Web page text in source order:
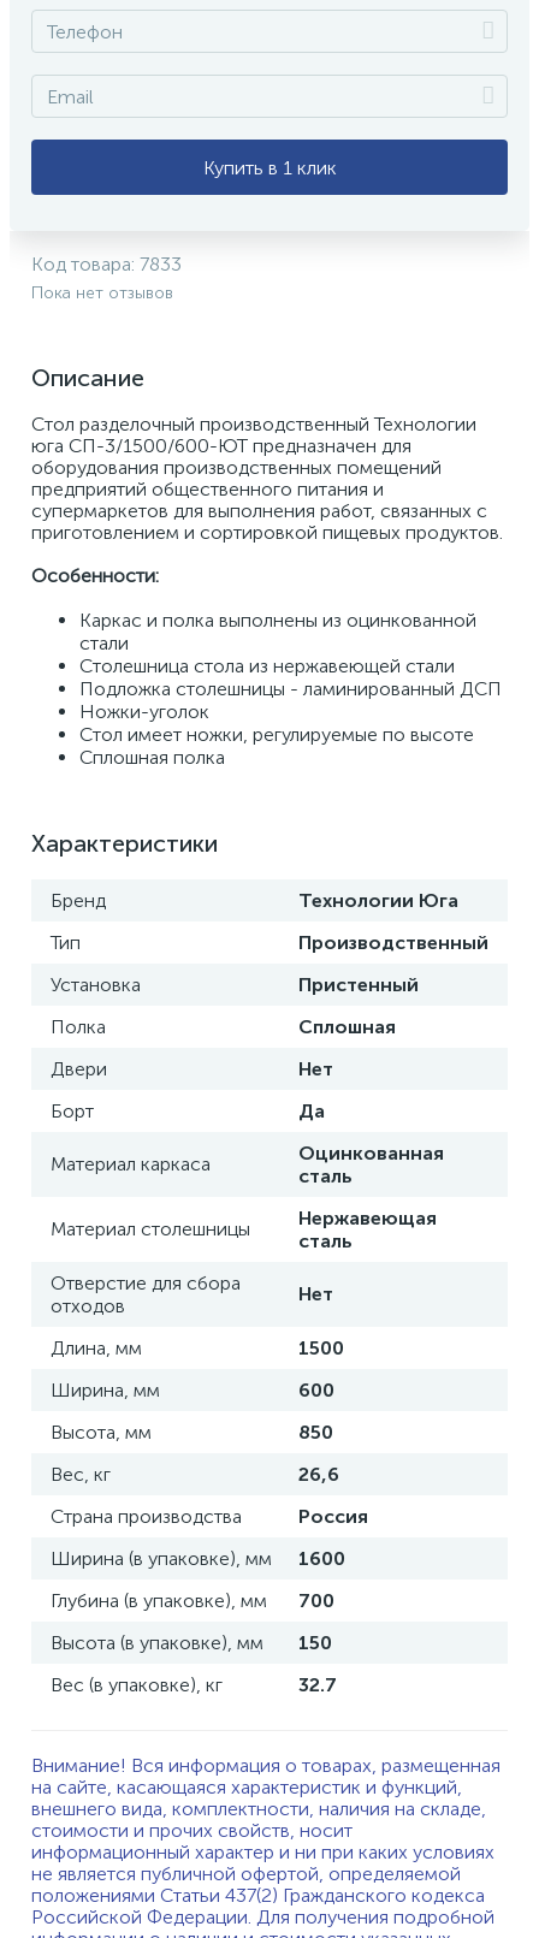
Купить в 1 клик
Код товара: 7833
Пока нет отзывов
Описание
Стол разделочный производственный Технологии
юга СП-3/1500/600-ЮТ предназначен для
оборудования производственных помещений
предприятий общественного питания и
супермаркетов для выполнения работ, связанных с
приготовлением и сортировкой пищевых продуктов.
Особенности:
Каркас и полка выполнены из оцинкованной
стали
Столешница стола из нержавеющей стали
Подложка столешницы - ламинированный ДСП
Ножки-уголок
Стол имеет ножки, регулируемые по высоте
Сплошная полка
Характеристики
Бренд
Технологии Юга
Тип
Производственный
Установка
Пристенный
Полка
Сплошная
Двери
Нет
Борт
Да
Материал каркаса
Оцинкованная
сталь
Материал столешницы
Нержавеющая
сталь
Отверстие для сбора
отходов
Нет
Длина, мм
1500
Ширина, мм
600
Высота, мм
850
Вес, кг
26,6
Страна производства
Россия
Ширина (в упаковке), мм
1600
Глубина (в упаковке), мм
700
Высота (в упаковке), мм
150
Вес (в упаковке), кг
32.7
Внимание! Вся информация о товарах, размещенная
на сайте, касающаяся характеристик и функций,
внешнего вида, комплектности, наличия на складе,
стоимости и прочих свойств, носит
информационный характер и ни при каких условиях
не является публичной офертой, определяемой
положениями Статьи 437(2) Гражданского кодекса
Российской Федерации. Для получения подробной